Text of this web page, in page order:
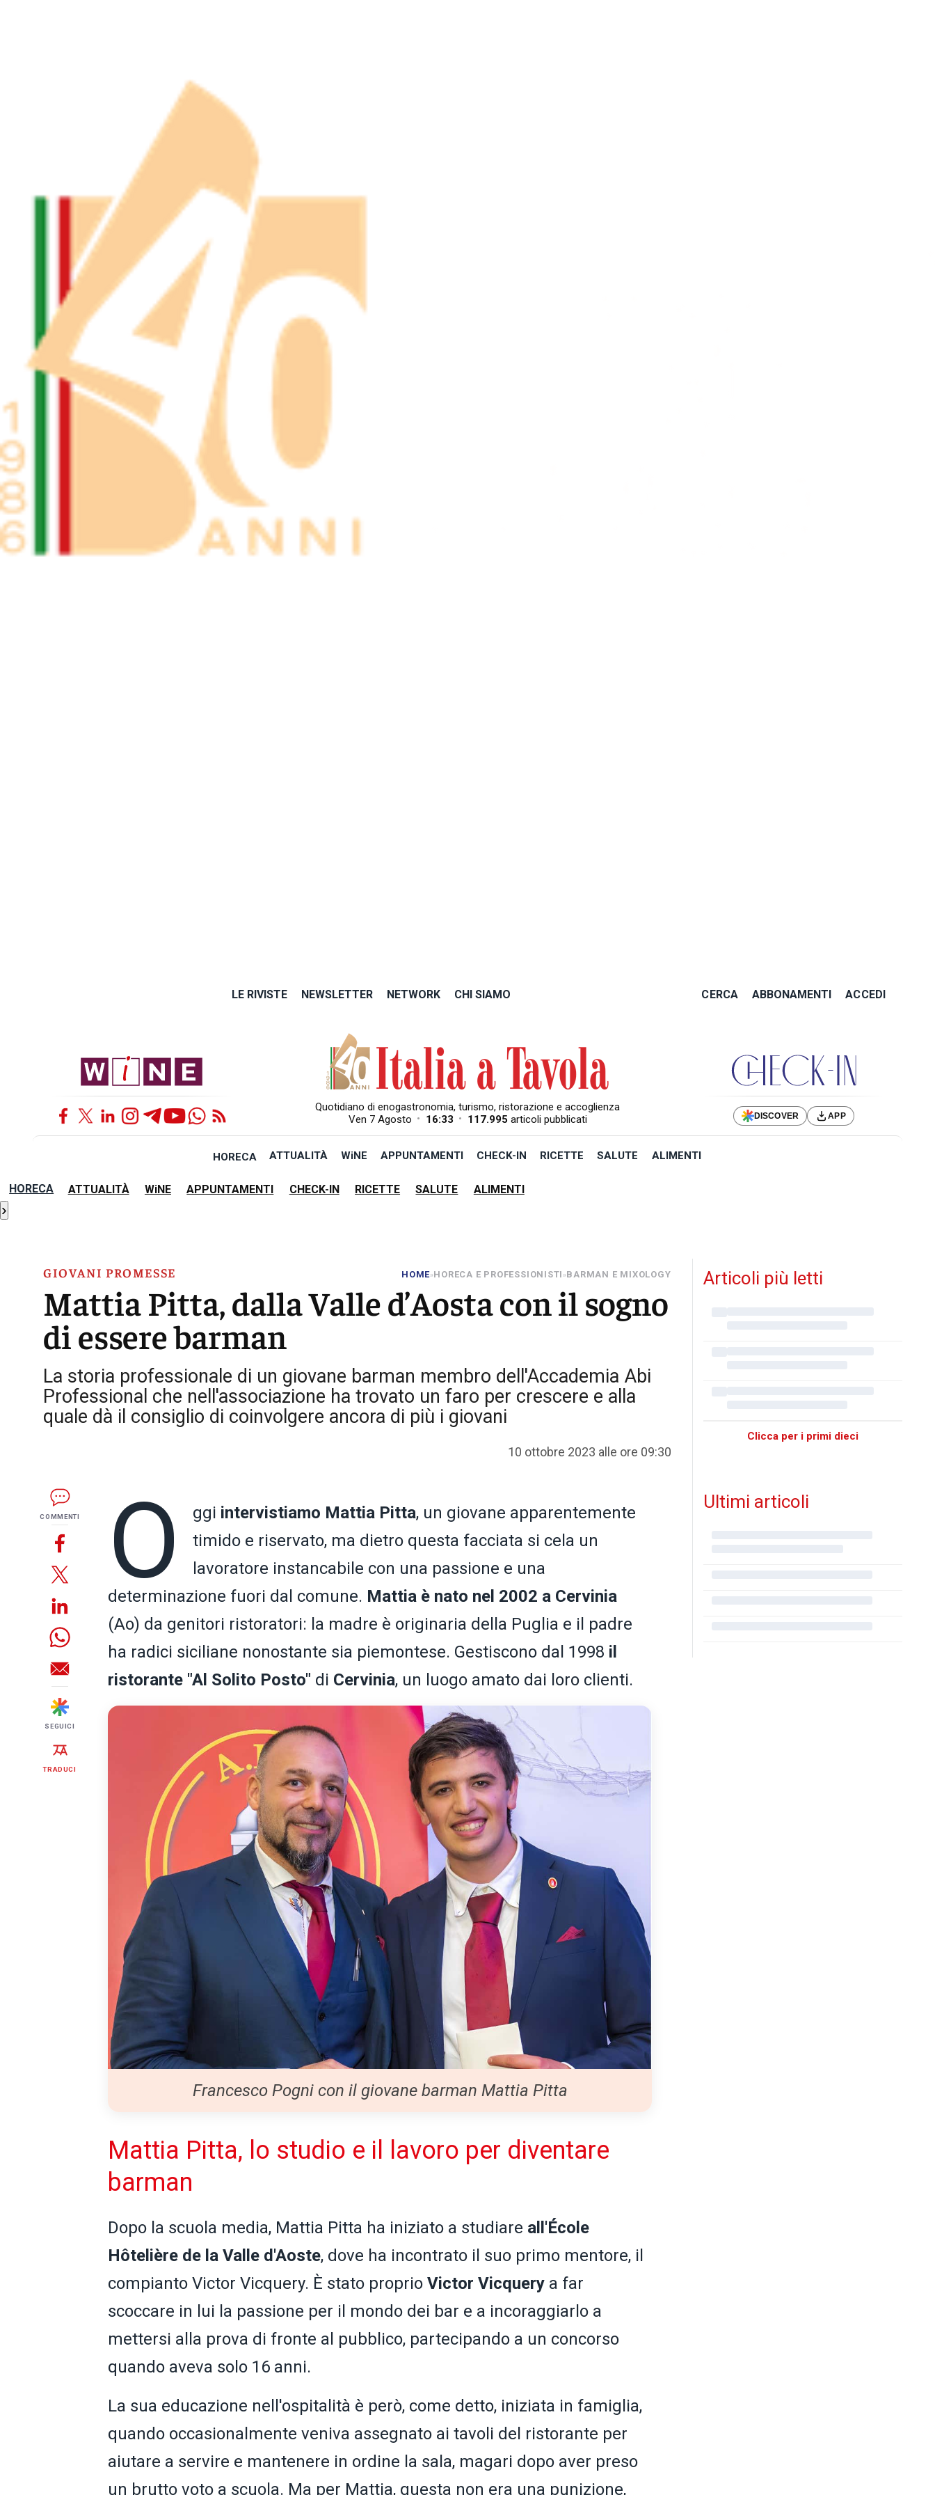
LE RIVISTE NEWSLETTER NETWORK CHI SIAMO CERCA ABBONAMENTI ACCEDI
Quotidiano di enogastronomia, turismo, ristorazione e accoglienza
Ven 7 Agosto • 16:33 • 117.995 articoli pubblicati DISCOVER APP
HORECA ATTUALITÀ WiNE APPUNTAMENTI CHECK-IN RICETTE SALUTE ALIMENTI
HORECA ATTUALITÀ WiNE APPUNTAMENTI CHECK-IN RICETTE SALUTE ALIMENTI
›
GIOVANI PROMESSE HOME»HORECA E PROFESSIONISTI »BARMAN E MIXOLOGY
Mattia Pitta, dalla Valle d’Aosta con il sogno
di essere barman
La storia professionale di un giovane barman membro dell'Accademia Abi
Professional che nell'associazione ha trovato un faro per crescere e alla
quale dà il consiglio di coinvolgere ancora di più i giovani
10 ottobre 2023 alle ore 09:30
COMMENTI
SEGUICI
TRADUCI
O ggi intervistiamo Mattia Pitta, un giovane apparentemente
timido e riservato, ma dietro questa facciata si cela un
lavoratore instancabile con una passione e una
determinazione fuori dal comune. Mattia è nato nel 2002 a Cervinia
(Ao) da genitori ristoratori: la madre è originaria della Puglia e il padre
ha radici siciliane nonostante sia piemontese. Gestiscono dal 1998 il
ristorante "Al Solito Posto" di Cervinia, un luogo amato dai loro clienti.
Francesco Pogni con il giovane barman Mattia Pitta
Mattia Pitta, lo studio e il lavoro per diventare
barman
Dopo la scuola media, Mattia Pitta ha iniziato a studiare all'École
Hôtelière de la Valle d'Aoste, dove ha incontrato il suo primo mentore, il
compianto Victor Vicquery. È stato proprio Victor Vicquery a far
scoccare in lui la passione per il mondo dei bar e a incoraggiarlo a
mettersi alla prova di fronte al pubblico, partecipando a un concorso
quando aveva solo 16 anni.
La sua educazione nell'ospitalità è però, come detto, iniziata in famiglia,
quando occasionalmente veniva assegnato ai tavoli del ristorante per
aiutare a servire e mantenere in ordine la sala, magari dopo aver preso
un brutto voto a scuola. Ma per Mattia, questa non era una punizione,
Articoli più letti
Clicca per i primi dieci
Ultimi articoli